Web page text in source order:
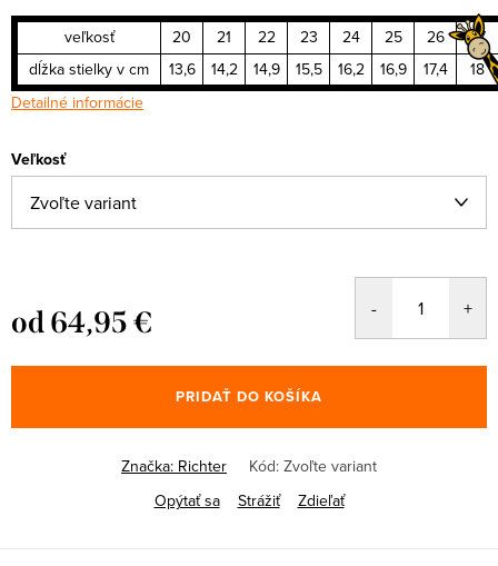
veľkosť 20 21 22 23 24 25 26
27
dĺžka stielky v cm
13,6 14,2 14,9 15,5 16,2 16,9 17,4
18
Detailné informácie
Veľkosť
od64,95 €
cena:
PRIDAŤ DO KOŠÍKA
Značka: Richter Kód: Zvoľte variant
Opýtať sa
Strážiť Zdieľať